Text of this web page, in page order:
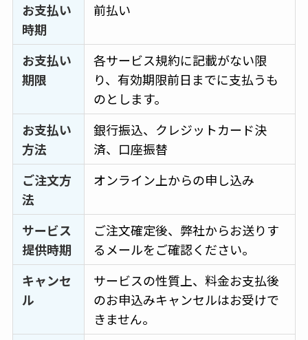
お支払い
時期
前払い
お支払い
期限
各サービス規約に記載がない限
り、有効期限前日までに支払うも
のとします。
お支払い
方法
銀行振込、クレジットカード決
済、口座振替
ご注文方
法
オンライン上からの申し込み
サービス
提供時期
ご注文確定後、弊社からお送りす
るメールをご確認ください。
キャンセ
ル
サービスの性質上、料金お支払後
のお申込みキャンセルはお受けで
きません。